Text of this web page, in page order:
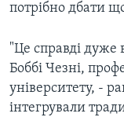
потрібно дбати
"Це справді
Боббі Чезні,
університету, -
інтегрували